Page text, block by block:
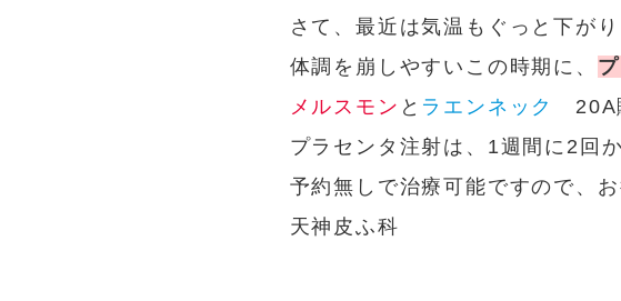
さて、最近は気温もぐっと下がり
体調を崩しやすいこの時期に、
メルスモン と ラエンネック
20A
プラセンタ注射は、1週間に2回
予約無しで治療可能ですので、
天神皮ふ科